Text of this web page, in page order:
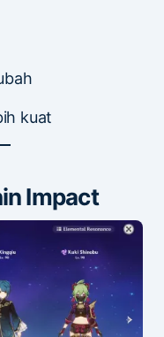
kuat
Impact